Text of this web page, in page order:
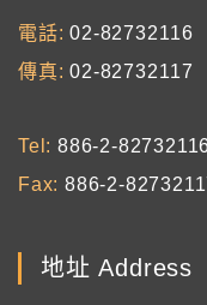
電話
02-82732116
傳真
02-82732117
Tel
886-2-
Fax 886-2-
地址 Address